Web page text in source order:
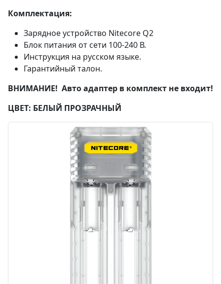
Комплектация:
Зарядное устройство Nitecore Q2
Блок питания от сети 100-240 В.
Инструкция на русском языке.
Гарантийный талон.
ВНИМАНИЕ! Авто адаптер в комплект не входит!
ЦВЕТ: БЕЛЫЙ ПРОЗРАЧНЫЙ